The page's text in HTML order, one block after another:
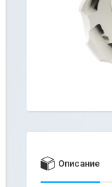
Описание